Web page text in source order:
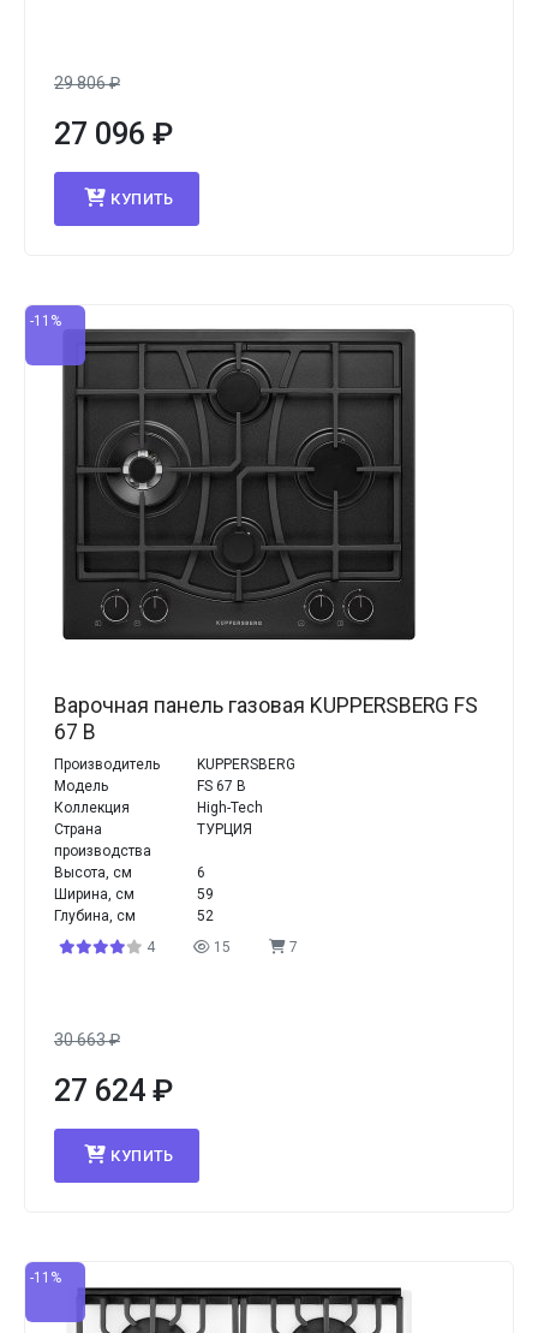
29 806₽
27 096 ₽
КУПИТЬ
-11%
Варочная панель газовая KUPPERSBERG FS
67 B
Производитель
KUPPERSBERG
Модель
FS 67 B
Коллекция
High-Tech
Страна
производства
ТУРЦИЯ
Высота, см
6
Ширина, см
59
Глубина, см
52
4
15 7
30 663₽
27 624 ₽
КУПИТЬ
-11%